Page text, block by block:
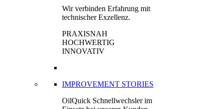
Wir verbinden Erfahrung mit
technischer Exzellenz.
PRAXISNAH
HOCHWERTIG
INNOVATIV
IMPROVEMENT STORIES
OilQuick Schnellwechsler im